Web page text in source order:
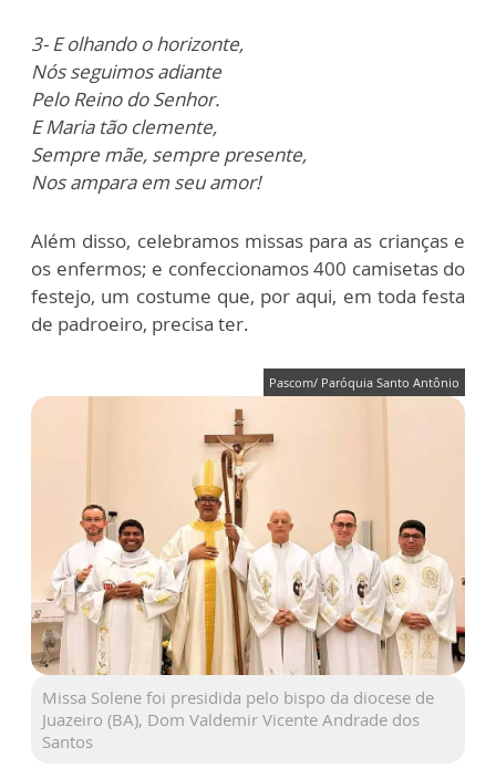
3- E olhando o horizonte,
Nós seguimos adiante
Pelo Reino do Senhor.
E Maria tão clemente,
Sempre mãe, sempre presente,
Nos ampara em seu amor!
Além disso, celebramos missas para as crianças e
os enfermos; e confeccionamos 400 camisetas do
festejo, um costume que, por aqui, em toda festa
de padroeiro, precisa ter.
Pascom/ Paróquia Santo Antônio
Missa Solene foi presidida pelo bispo da diocese de
Juazeiro (BA), Dom Valdemir Vicente Andrade dos
Santos